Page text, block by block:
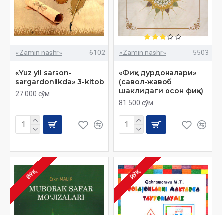
«Zamin nashr» 6102
«Yuz yil sarson-
sargardonlikda» 3-kitob
27 000 сўм
«Zamin nashr» 5503
«Фиқҳ дурдоналари»
(савол-жавоб
шаклидаги осон фиқҳ)
81 500 сўм
ЙЎҚ ЙЎҚ